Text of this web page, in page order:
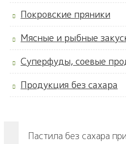
Покровские пряники
Мясные и рыбные
Суперфуды, соевые
Продукция без сахара
Пастила без сахара